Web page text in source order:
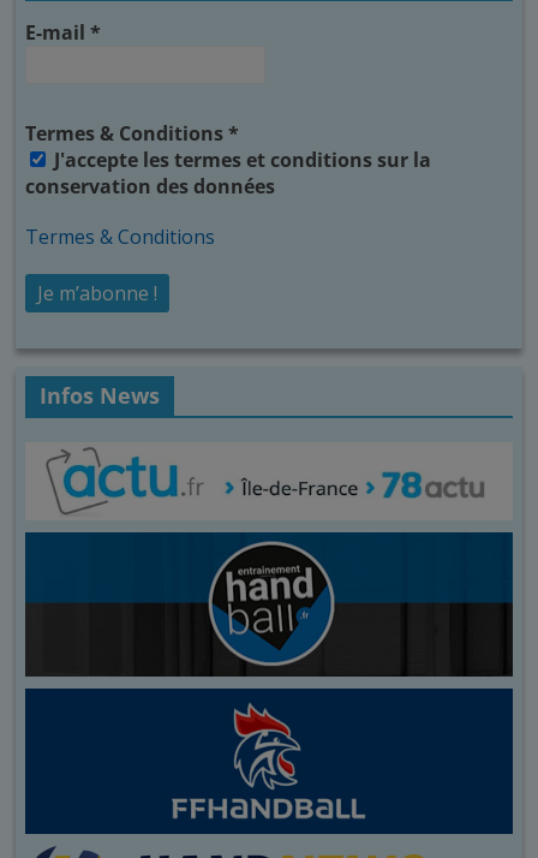
E-mail*
Termes & Conditions*
J'accepte les termes et conditions sur la
conservation des données
Termes & Conditions
Infos News